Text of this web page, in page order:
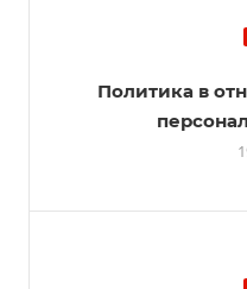
Политика в